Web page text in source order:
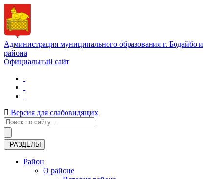
Администрация муниципального образования г. Бодайбо и
района
Официальный сайт
Версия для слабовидящих
РАЗДЕЛЫ
Район
О районе